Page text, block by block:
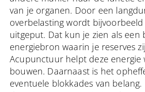
van je organen. Door een
overbelasting wordt
uitgeput. Dat kun je zien als een
energiebron waarin je reserves
Acupunctuur helpt deze energie
bouwen. Daarnaast is het
eventuele blokkades van belang.